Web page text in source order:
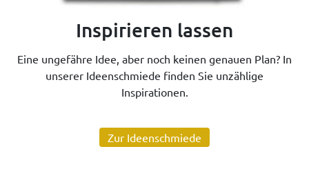
Inspirieren lassen
Eine ungefähre Idee, aber noch keinen genauen Plan? In
unserer Ideenschmiede finden Sie unzählige
Inspirationen.
Zur Ideenschmiede